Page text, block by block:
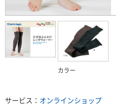
カラー
サービス： オンラインショップ